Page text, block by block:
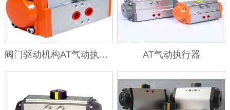
阀门驱动机构AT气动执行器 AT气动执行器